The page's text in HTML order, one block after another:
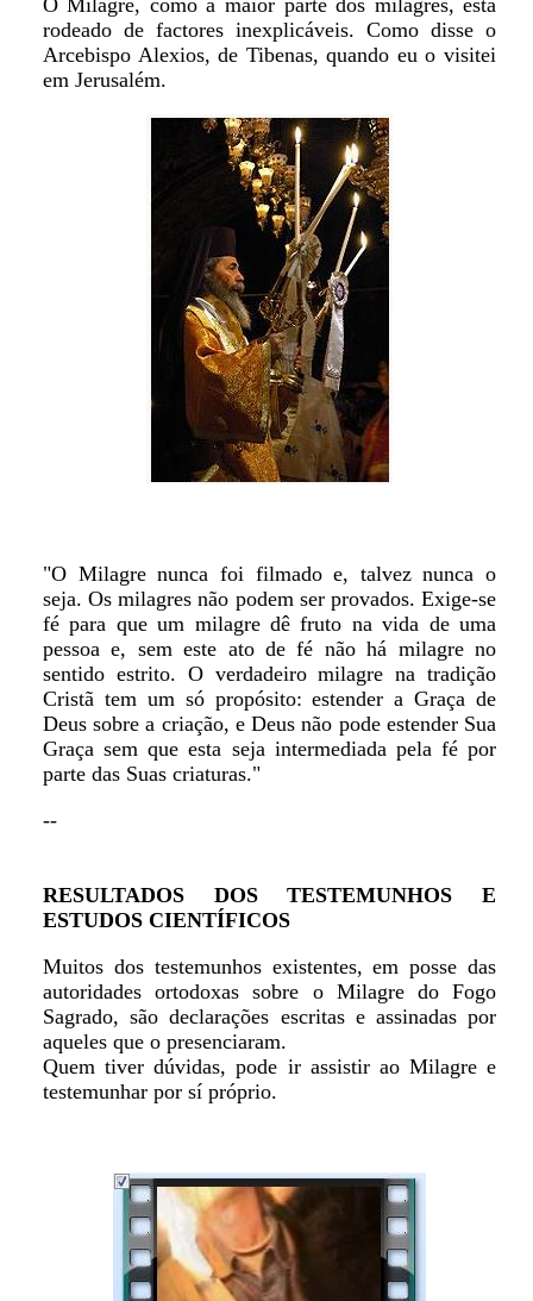
O Milagre, como a maior parte dos milagres, está
rodeado de factores inexplicáveis. Como disse o
Arcebispo Alexios, de Tibenas, quando eu o visitei
em Jerusalém.
"O Milagre nunca foi filmado e, talvez nunca o
seja. Os milagres não podem ser provados. Exige-se
fé para que um milagre dê fruto na vida de uma
pessoa e, sem este ato de fé não há milagre no
sentido estrito. O verdadeiro milagre na tradição
Cristã tem um só propósito: estender a Graça de
Deus sobre a criação, e Deus não pode estender Sua
Graça sem que esta seja intermediada pela fé por
parte das Suas criaturas."
--
RESULTADOS DOS TESTEMUNHOS E
ESTUDOS CIENTÍFICOS
Muitos dos testemunhos existentes, em posse das
autoridades ortodoxas sobre o Milagre do Fogo
Sagrado, são declarações escritas e assinadas por
aqueles que o presenciaram.
Quem tiver dúvidas, pode ir assistir ao Milagre e
testemunhar por sí próprio.